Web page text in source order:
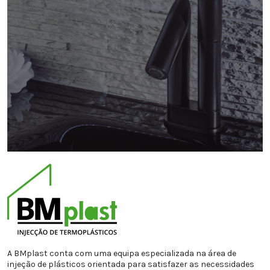
A BMplast conta com uma equipa especializada na área de
injeção de plásticos orientada para satisfazer as necessidades